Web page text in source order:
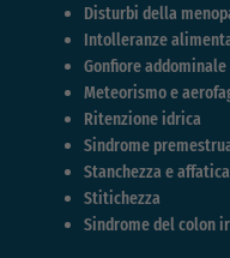
Disturbi della
Intolleranze
Gonfiore addominale
Meteorismo e
Ritenzione idrica
Sindrome
Stanchezza e
Stitichezza
Sindrome del colon